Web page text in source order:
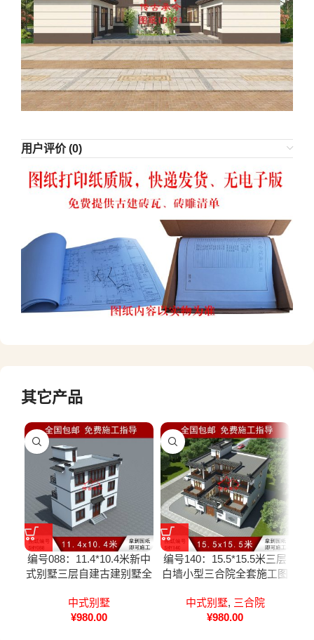
用户评价 (0)
其它产品
编号088：11.4*10.4米新中
式别墅三层自建古建别墅全
中式别墅
¥980.00
编号140：15.5*15.5米三层
白墙小型三合院全套施工图
中式别墅, 三合院
¥980.00